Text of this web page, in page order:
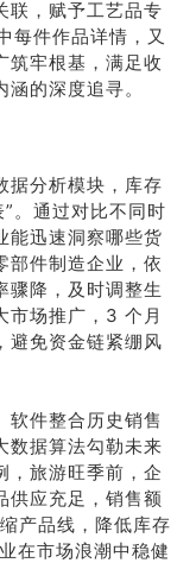
联，赋予工艺品专
每件作品详情，又
筑牢根基，满足收
的深度追寻。
据分析模块，库存
。通过对比不同时
能迅速洞察哪些货
部件制造企业，依
骤降，及时调整生
市场推广，3 个月
避免资金链紧绷风
软件整合历史销售
数据算法勾勒未来
，旅游旺季前，企
供应充足，销售额
产品线，降低库存
在市场浪潮中稳健